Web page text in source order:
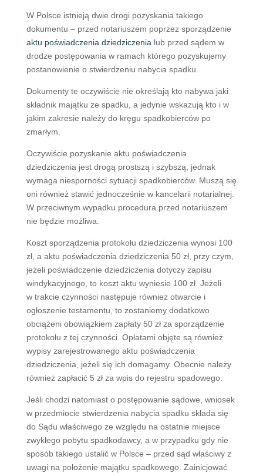
W Polsce istnieją dwie drogi pozyskania takiego
dokumentu – przed notariuszem poprzez sporządzenie
aktu poświadczenia dziedziczenia lub przed sądem w
drodze postępowania w ramach którego pozyskujemy
postanowienie o stwierdzeniu nabycia spadku.
Dokumenty te oczywiście nie określają kto nabywa jaki
składnik majątku ze spadku, a jedynie wskazują kto i w
jakim zakresie należy do kręgu spadkobierców po
zmarłym.
Oczywiście pozyskanie aktu poświadczenia
dziedziczenia jest drogą prostszą i szybszą, jednak
wymaga niesporności sytuacji spadkobierców. Muszą się
oni również stawić jednocześnie w kancelarii notarialnej.
W przeciwnym wypadku procedura przed notariuszem
nie będzie możliwa.
Koszt sporządzenia protokołu dziedziczenia wynosi 100
zł, a aktu poświadczenia dziedziczenia 50 zł, przy czym,
jeżeli poświadczenie dziedziczenia dotyczy zapisu
windykacyjnego, to koszt aktu wyniesie 100 zł. Jeżeli
w trakcie czynności następuje również otwarcie i
ogłoszenie testamentu, to zostaniemy dodatkowo
obciążeni obowiązkiem zapłaty 50 zł za sporządzenie
protokołu z tej czynności. Opłatami objęte są również
wypisy zarejestrowanego aktu poświadczenia
dziedziczenia, jeżeli się ich domagamy. Obecnie należy
również zapłacić 5 zł za wpis do rejestru spadowego.
Jeśli chodzi natomiast o postępowanie sądowe, wniosek
w przedmiocie stwierdzenia nabycia spadku składa się
do Sądu właściwego ze względu na ostatnie miejsce
zwykłego pobytu spadkodawcy, a w przypadku gdy nie
sposób takiego ustalić w Polsce – przed sąd właściwy z
uwagi na położenie majątku spadkowego. Zainicjować